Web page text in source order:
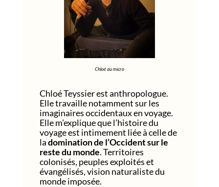
Chloé au micro
Chloé Teyssier est anthropologue.
Elle travaille notamment sur les
imaginaires occidentaux en voyage.
Elle m’explique que l’histoire du
voyage est intimement liée à celle de
ladomination de l’Occident sur le
reste du monde. Territoires
colonisés, peuples exploités et
évangélisés, vision naturaliste du
monde imposée.